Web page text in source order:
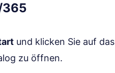
und klicken Sie auf das
zu öffnen.